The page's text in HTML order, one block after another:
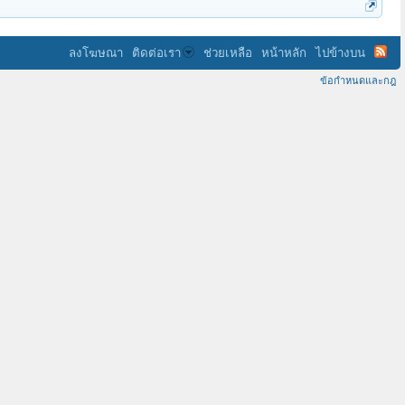
ลงโฆษณา ติดต่อเรา ช่วยเหลือ หน้าหลัก ไปข้างบน
ข้อกำหนดและกฎ